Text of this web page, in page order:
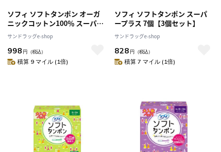
ソフィ ソフトタンポン オーガ
ニックコットン100％ スーパー
プラス 21個入り
サンドラッグe-shop
998 円 （税込）
積算 9 マイル (1倍)
ソフィ ソフトタンポン スーパ
ープラス 7個【3個セット】
サンドラッグe-shop
828 円 （税込）
積算 7 マイル (1倍)